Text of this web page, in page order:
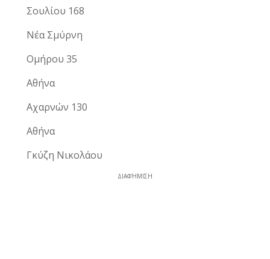
Σουλίου 168
Νέα Σμύρνη
Ομήρου 35
Αθήνα
Αχαρνών 130
Αθήνα
Γκύζη Νικολάου
ΔΙΑΦΉΜΙΣΗ